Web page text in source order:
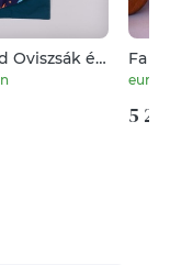
Oviszsák és
Fa
5